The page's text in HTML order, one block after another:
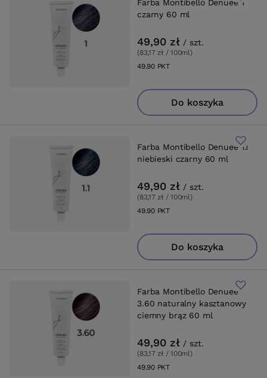
Farba Montibello Denuee 1
czarny 60 ml
49,90 zł / szt.
(83,17 zł / 100ml)
49.90PKTpunktów
Do koszyka
Farba Montibello Denuee 1.1
niebieski czarny 60 ml
49,90 zł / szt.
(83,17 zł / 100ml)
49.90PKTpunktów
Do koszyka
Farba Montibello Denuee
3.60 naturalny kasztanowy
ciemny brąz 60 ml
49,90 zł / szt.
(83,17 zł / 100ml)
49.90PKTpunktów